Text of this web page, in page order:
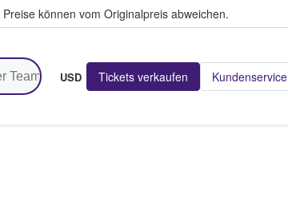
Preise können vom Originalpreis abweichen.
USD Tickets verkaufen Kundenservice